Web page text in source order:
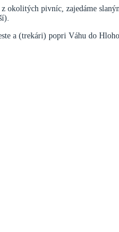
okolitých pivníc, zajedáme
a (trekári) popri Váhu do